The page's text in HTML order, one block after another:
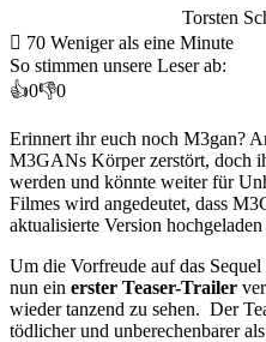
Torsten
70 Weniger als eine Minute
So stimmen unsere Leser ab:
👍0👎0
Erinnert ihr euch noch M3gan?
M3GANs Körper zerstört, doch
werden und könnte weiter für
Filmes wird angedeutet, dass
aktualisierte Version hochgeladen
Um die Vorfreude auf das Sequel
nun ein erster Teaser-Trailer
wieder tanzend zu sehen. Der
tödlicher und unberechenbarer